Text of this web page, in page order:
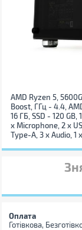
AMD Ryzen 5,
Boost, ГГц - 4.4,
16 ГБ, SSD - 120
х Microphone, 2 x
Type-A, 3 x Audio, 1
Оплата
Готівкова,